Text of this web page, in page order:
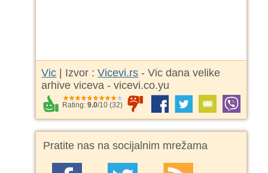
Vic | Izvor :Vicevi.rs - Vic dana velike
arhive viceva - vicevi.co.yu
Rating:9.0/10 (32)
Pratite nas na socijalnim mrežama